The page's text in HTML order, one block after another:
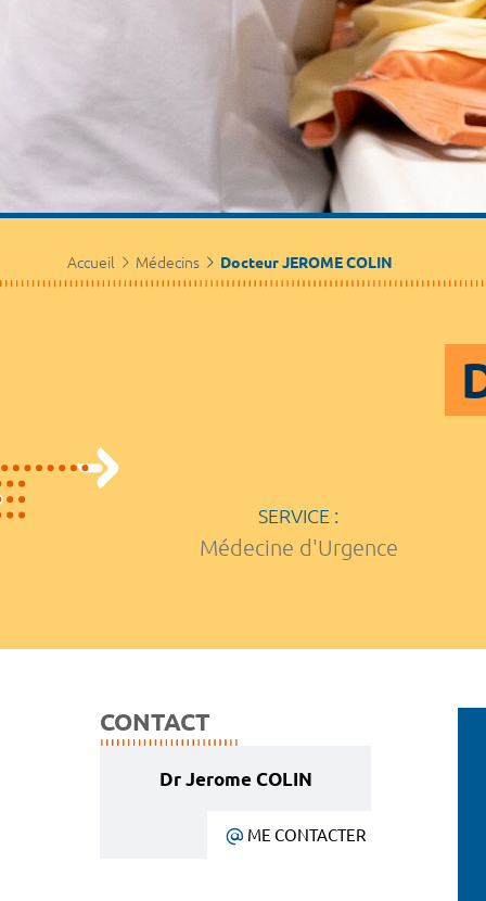
Accueil Médecins Docteur JEROME COLIN
SERVICE :
Médecine d'Urgence
CONTACT
Dr Jerome COLIN
ME CONTACTER